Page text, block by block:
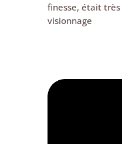
finesse, était
visionnage